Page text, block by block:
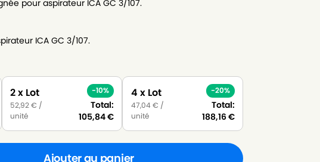
pour aspirateur ICA GC 3/107.
ICA GC 3/107.
2 x Lot
52,92€ /
unité
-10%
Total:
105,84€
4 x Lot
47,04€ /
unité
-20%
Total:
188,16€
Ajouter au panier